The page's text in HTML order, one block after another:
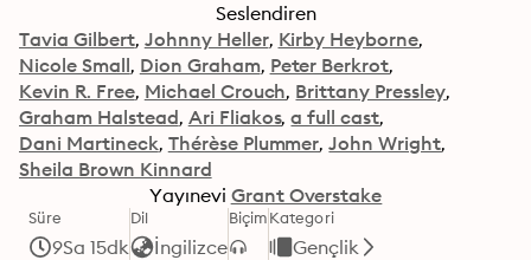
Seslendiren
Tavia Gilbert Johnny Heller Kirby Heyborne
Nicole Small Dion Graham Peter Berkrot
Kevin R. Free Michael Crouch Brittany Pressley
Graham Halstead Ari Fliakos a full cast
Dani Martineck Thérèse Plummer John Wright
Sheila Brown Kinnard
Yayınevi Grant Overstake
Süre
9Sa 15dk
Dil
İngilizce
BiçimKategori
Gençlik